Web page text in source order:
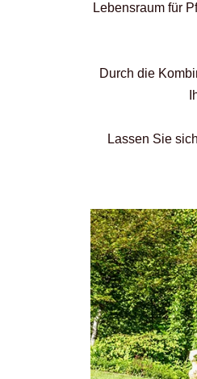
Lebensraum für
Durch die
Lassen Sie